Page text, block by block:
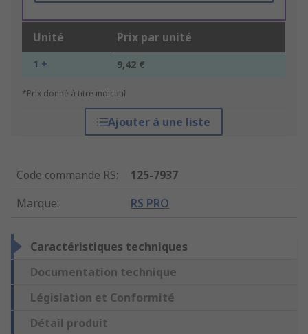
Unité Prix par unité
1 + 9,42 €
*Prix donné à titre indicatif
Ajouter à une liste
Code commande RS:
125-7937
Marque: RS PRO
Caractéristiques techniques
Documentation technique
Législation et Conformité
Détail produit